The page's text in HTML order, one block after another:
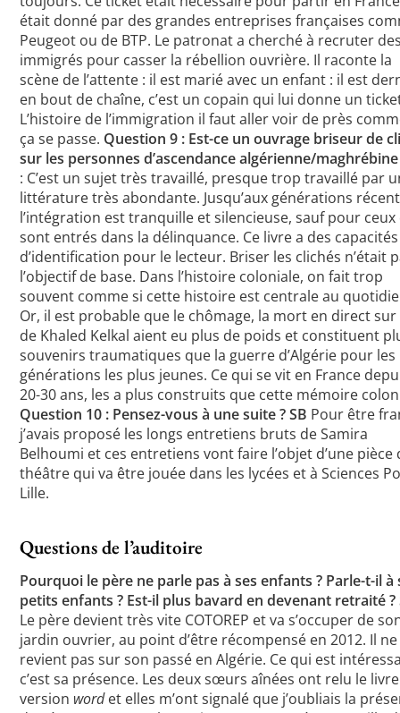
était donné par des grandes entreprises françaises
Peugeot ou de BTP. Le patronat a cherché à recruter
immigrés pour casser la rébellion ouvrière. Il raconte la
scène de l’attente : il est marié avec un enfant : il est
en bout de chaîne, c’est un copain qui lui donne un
L’histoire de l’immigration il faut aller voir de près
ça se passe. Question 9 : Est-ce un ouvrage briseur de
sur les personnes d’ascendance algérienne/maghrébine
: C’est un sujet très travaillé, presque trop travaillé par
littérature très abondante. Jusqu’aux générations
l’intégration est tranquille et silencieuse, sauf pour
sont entrés dans la délinquance. Ce livre a des capacités
d’identification pour le lecteur. Briser les clichés n’était
l’objectif de base. Dans l’histoire coloniale, on fait trop
souvent comme si cette histoire est centrale au
Or, il est probable que le chômage, la mort en direct sur
de Khaled Kelkal aient eu plus de poids et constituent
souvenirs traumatiques que la guerre d’Algérie pour les
générations les plus jeunes. Ce qui se vit en France
20-30 ans, les a plus construits que cette mémoire
Question 10 : Pensez-vous à une suite ? SB Pour être
j’avais proposé les longs entretiens bruts de Samira
Belhoumi et ces entretiens vont faire l’objet d’une pièce
théâtre qui va être jouée dans les lycées et à Sciences
Lille.
Questions de l’auditoire
Pourquoi le père ne parle pas à ses enfants ? Parle-t-il à
petits enfants ? Est-il plus bavard en devenant retraité ?
Le père devient très vite COTOREP et va s’occuper de
jardin ouvrier, au point d’être récompensé en 2012. Il ne
revient pas sur son passé en Algérie. Ce qui est
c’est sa présence. Les deux sœurs aînées ont relu le
version wordet elles m’ont signalé que j’oubliais la